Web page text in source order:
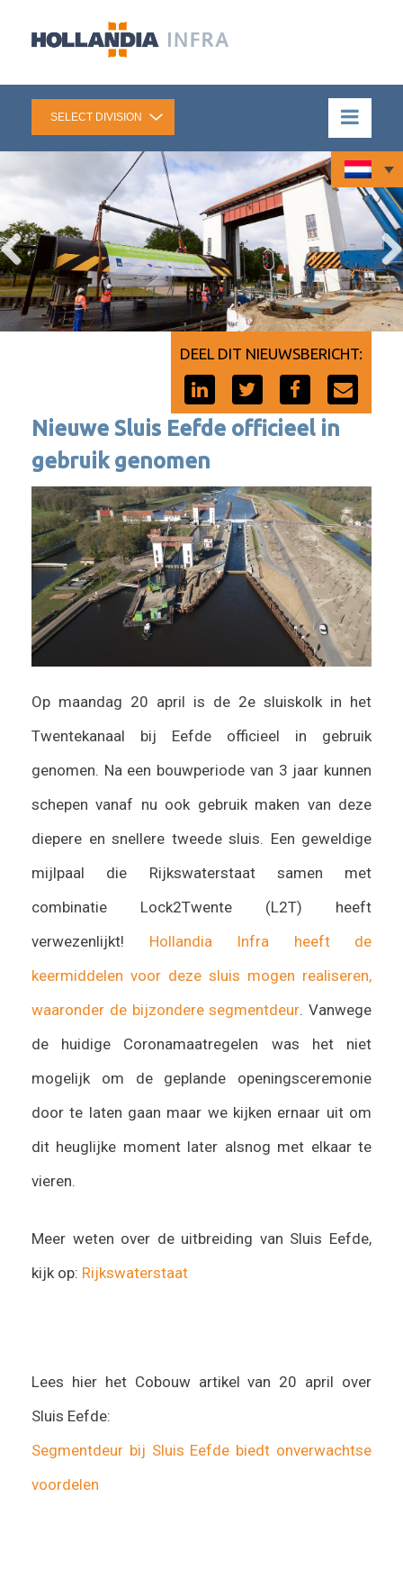
Nieuwe Sluis Eefde officieel in
gebruik genomen
DEEL DIT NIEUWSBERICHT:
Op maandag 20 april is de 2e sluiskolk in het
Twentekanaal bij Eefde officieel in gebruik
genomen. Na een bouwperiode van 3 jaar kunnen
schepen vanaf nu ook gebruik maken van deze
diepere en snellere tweede sluis. Een geweldige
mijlpaal die Rijkswaterstaat samen met
combinatie Lock2Twente (L2T) heeft
verwezenlijkt! Hollandia Infra heeft de
keermiddelen voor deze sluis mogen realiseren,
waaronder de bijzondere segmentdeur. Vanwege
de huidige Coronamaatregelen was het niet
mogelijk om de geplande openingsceremonie
door te laten gaan maar we kijken ernaar uit om
dit heuglijke moment later alsnog met elkaar te
vieren.
Meer weten over de uitbreiding van Sluis Eefde,
kijk op: Rijkswaterstaat
Lees hier het Cobouw artikel van 20 april over
Sluis Eefde:
Segmentdeur bij Sluis Eefde biedt onverwachtse
voordelen